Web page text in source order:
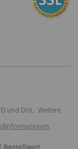
und DHL. Weitere
.
Bestellwert